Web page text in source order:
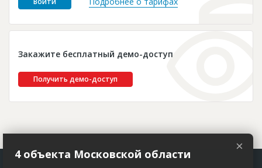
Закажите бесплатный демо-доступ
Получить демо-доступ
×
4 объекта Московской области